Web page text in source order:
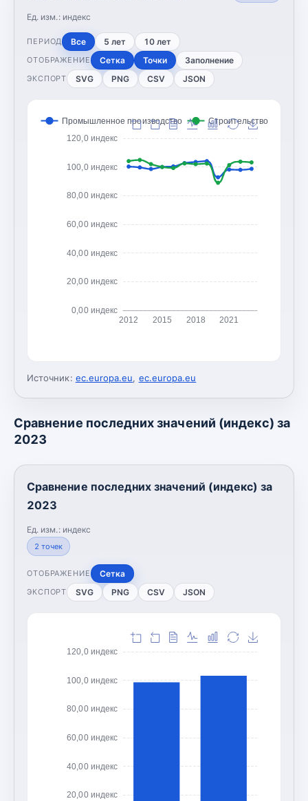
Ед. изм.: индекс
ПЕРИОД Все 5 лет 10 лет
ОТОБРАЖЕНИЕ Сетка Точки Заполнение
ЭКСПОРТ SVG PNG CSV JSON
0,00 индекс
20,00 индекс
40,00 индекс
60,00 индекс
80,00 индекс
100,0 индекс
120,0 индекс
2012 2015 2018 2021
Промышленное производство Строительство
Источник: ec.europa.eu, ec.europa.eu
Сравнение последних значений (индекс) за
2023
Сравнение последних значений (индекс) за
2023
Ед. изм.: индекс
2 точек
ОТОБРАЖЕНИЕ Сетка
ЭКСПОРТ SVG PNG CSV JSON
20,00 индекс
40,00 индекс
60,00 индекс
80,00 индекс
100,0 индекс
120,0 индекс